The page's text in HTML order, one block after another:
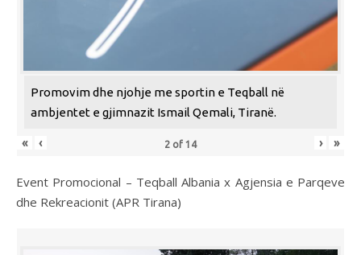
Promovim dhe njohje me sportin e Teqball në
ambjentet e gjimnazit Ismail Qemali, Tiranë.
« ‹ 2 of 14 › »
Event Promocional – Teqball Albania x Agjensia e Parqeve
dhe Rekreacionit (APR Tirana)